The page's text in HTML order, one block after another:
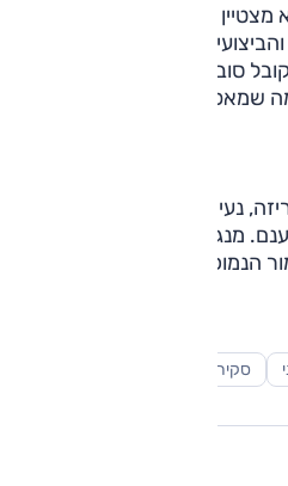
הוא לא מצטיין בגמישות, אבל הוא חלק
4000 סל"ד), והביצועים סבירים. התיבה היא
סובלת מפעולה לא חלקה.
שמאפשר שיוט רגוע יחסית.
נעימה וחסכונית, המספקת
על מטענם. מנגד, אי אפשר להתעלם
הנמוכה והנדסת האנוש
סקירות